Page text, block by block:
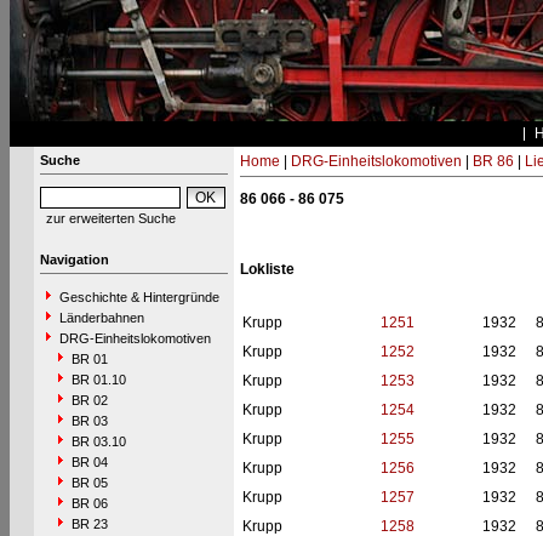
Suche
zur erweiterten Suche
Navigation
Geschichte & Hintergründe
Länderbahnen
DRG-Einheitslokomotiven
BR 01
BR 01.10
BR 02
BR 03
BR 03.10
BR 04
BR 05
BR 06
BR 23
Home DRG-Einheitslokomotiven BR 86
86 066 - 86 075
Lokliste
Krupp 1251 1932
Krupp
1252 1932
Krupp
1253 1932
Krupp
1254 1932
Krupp
1255 1932
Krupp
1256 1932
Krupp
1257 1932
Krupp
1258 1932